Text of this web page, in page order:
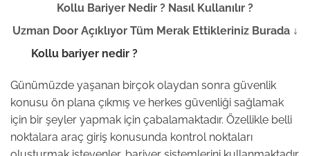
Kollu Bariyer Nedir ? Nasıl Kullanılır ?
Uzman Door Açıklıyor Tüm Merak Ettikleriniz Burada ↓
Kollu bariyer nedir ?
Günümüzde yaşanan birçok olaydan sonra güvenlik
konusu ön plana çıkmış ve herkes güvenliği sağlamak
için bir şeyler yapmak için çabalamaktadır. Özellikle belli
noktalara araç giriş konusunda kontrol noktaları